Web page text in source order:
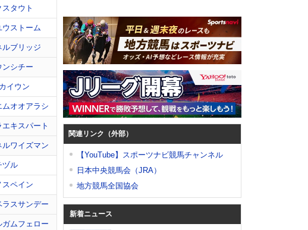
スタウト
ウストーム
ルブリッジ
ンシチー
イウン
ムオオアラシ
エキスパート
ルワイズマン
ヅル
スペイン
ラスサンデー
ガムフェロー
関連リンク（外部）
【YouTube】スポーツナビ競馬チャンネル
日本中央競馬会（JRA）
地方競馬全国協会
新着ニュース